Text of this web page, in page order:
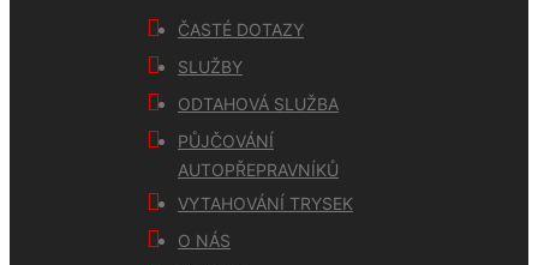
ČASTÉ DOTAZY
SLUŽBY
ODTAHOVÁ SLUŽBA
PŮJČOVÁNÍ
AUTOPŘEPRAVNÍKŮ
VYTAHOVÁNÍ TRYSEK
O NÁS